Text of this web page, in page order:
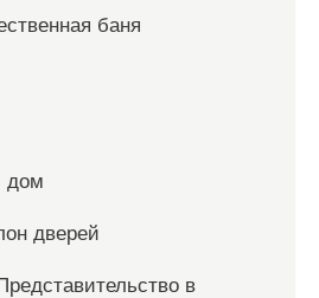
баня
дом
дверей
в